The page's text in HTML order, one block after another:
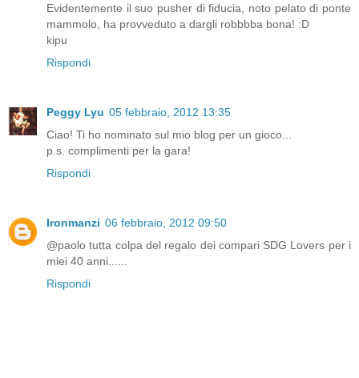
Evidentemente il suo pusher di fiducia, noto pelato di ponte
mammolo, ha provveduto a dargli robbbba bona! :D
kipu
Rispondi
Peggy Lyu 05 febbraio, 2012 13:35
Ciao! Ti ho nominato sul mio blog per un gioco...
p.s. complimenti per la gara!
Rispondi
Ironmanzi 06 febbraio, 2012 09:50
@paolo tutta colpa del regalo dei compari SDG Lovers per i
miei 40 anni......
Rispondi